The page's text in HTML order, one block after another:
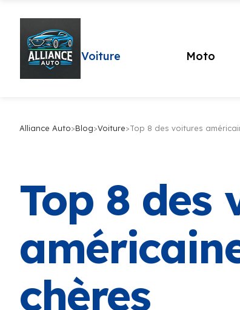
Voiture Moto
Alliance Auto>Blog>Voiture>Top 8 des voitures
Top 8 des
chères